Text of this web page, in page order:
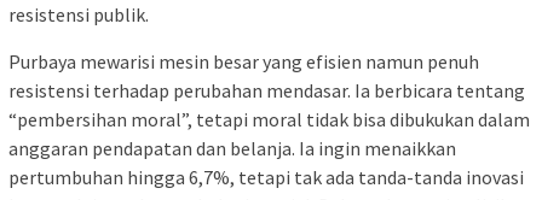
resistensi publik.
Purbaya mewarisi mesin besar yang efisien namun penuh
resistensi terhadap perubahan mendasar. Ia berbicara tentang
“pembersihan moral”, tetapi moral tidak bisa dibukukan dalam
anggaran pendapatan dan belanja. Ia ingin menaikkan
pertumbuhan hingga 6,7%, tetapi tak ada tanda-tanda inovasi